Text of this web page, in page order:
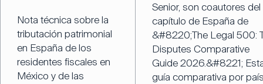
Nota técnica sobre la
tributación patrimonial
en España de los
residentes fiscales en
México y de las
Senior, son coautores del
capítulo de España de
&#8220;The Legal 500:
Disputes Comparative
Guide 2026.&#8221;
guía comparativa por